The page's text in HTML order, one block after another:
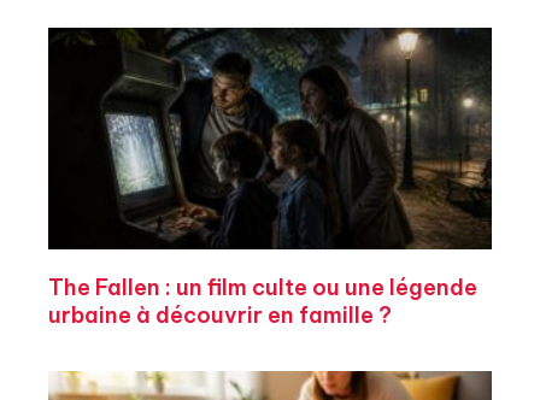
The Fallen : un film culte ou une légende
urbaine à découvrir en famille ?